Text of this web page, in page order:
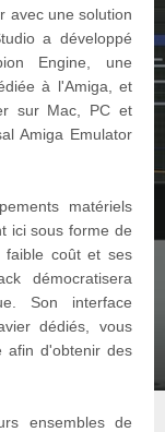
avec une solution
a développé
Engine, une
à l'Amiga, et
sur Mac, PC et
Amiga Emulator
matériels
ici sous forme de
faible coût et ses
démocratisera
Son interface
dédiés, vous
afin d'obtenir des
ensembles de